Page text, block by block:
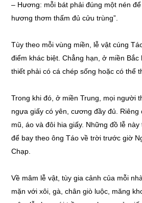
– Hương: mỗi bát phải đúng một nén
hương thơm thấm đủ cửu trùng”.
Tùy theo mỗi vùng miền, lễ vật cúng
điểm khác biệt. Chẳng hạn, ở miền
thiết phải có cá chép sống hoặc có thể
Trong khi đó, ở miền Trung, mọi người
ngựa giấy có yên, cương đầy đủ. Riêng
mũ, áo và đôi hia giấy. Những đồ lễ
để bay theo ông Táo về trời trước giờ
Chạp.
Về mâm lễ vật, tùy gia cảnh của mỗi
mặn với xôi, gà, chân giò luộc, măng